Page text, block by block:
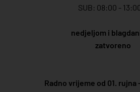
SUB: 08:00 -
nedjeljom i
zatvoreno
Radno vrijeme od 01. rujna